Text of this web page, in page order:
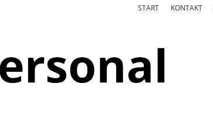
START KONTAKT